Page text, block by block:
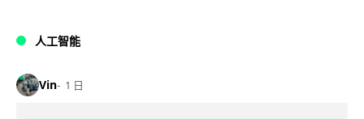
人工智能
Vin 1 日